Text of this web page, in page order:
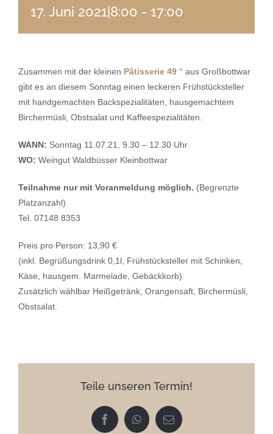
17. Juni 2021|8:00 - 17:00
Zusammen mit der kleinen Pâtisserie 49 ° aus Großbottwar
gibt es an diesem Sonntag einen leckeren Frühstücksteller
mit handgemachten Backspezialitäten, hausgemachtem
Birchermüsli, Obstsalat und Kaffeespezialitäten.
WANN: Sonntag 11.07.21, 9.30 – 12.30 Uhr
WO: Weingut Waldbüsser Kleinbottwar
Teilnahme nur mit Voranmeldung möglich. (Begrenzte
Platzanzahl)
Tel. 07148 8353
Preis pro Person: 13,90 €
(inkl. Begrüßungsdrink 0,1l, Frühstücksteller mit Schinken,
Käse, hausgem. Marmelade, Gebäckkorb)
Zusätzlich wählbar Heißgetränk, Orangensaft, Birchermüsli,
Obstsalat.
Teile unseren Termin!
FacebookWhatsApp
E-